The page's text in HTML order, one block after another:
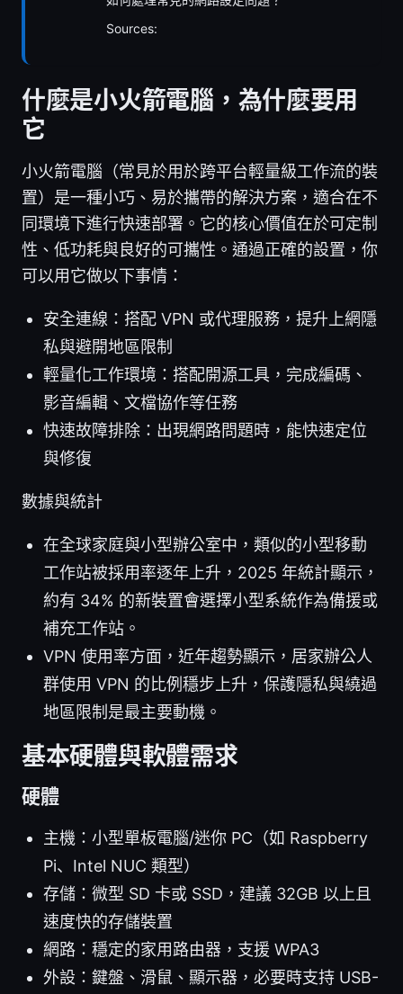
Sources:
什麼是小火箭電腦，為什麼要用
它
小火箭電腦（常見於用於跨平台輕量級工作流的裝
置）是一種小巧、易於攜帶的解決方案，適合在不
同環境下進行快速部署。它的核心價值在於可定制
性、低功耗與良好的可攜性。通過正確的設置，你
可以用它做以下事情：
安全連線：搭配 VPN 或代理服務，提升上網隱
私與避開地區限制
輕量化工作環境：搭配開源工具，完成編碼、
影音編輯、文檔協作等任務
快速故障排除：出現網路問題時，能快速定位
與修復
數據與統計
在全球家庭與小型辦公室中，類似的小型移動
工作站被採用率逐年上升，2025 年統計顯示，
約有 34% 的新裝置會選擇小型系統作為備援或
補充工作站。
VPN 使用率方面，近年趨勢顯示，居家辦公人
群使用 VPN 的比例穩步上升，保護隱私與繞過
地區限制是最主要動機。
基本硬體與軟體需求
硬體
主機：小型單板電腦/迷你 PC（如 Raspberry
Pi、Intel NUC 類型）
存儲：微型 SD 卡或 SSD，建議 32GB 以上且
速度快的存儲裝置
網路：穩定的家用路由器，支援 WPA3
外設：鍵盤、滑鼠、顯示器，必要時支持 USB-